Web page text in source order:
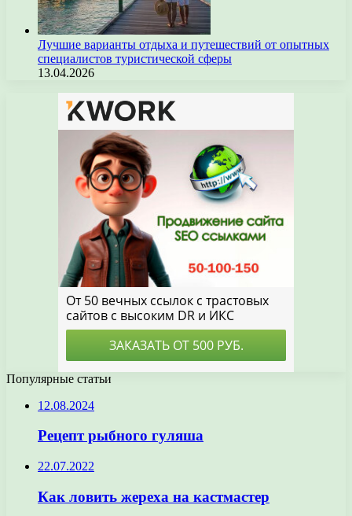
Лучшие варианты отдыха и путешествий от опытных
специалистов туристической сферы
13.04.2026
Популярные статьи
12.08.2024
Рецепт рыбного гуляша
22.07.2022
Как ловить жереха на кастмастер